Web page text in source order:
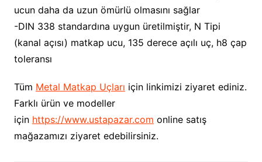
ucun daha da uzun ömürlü olmasını sağlar
-DIN 338 standardına uygun üretilmiştir, N Tipi
(kanal açısı) matkap ucu, 135 derece açılı uç, h8 çap
toleransı
Tüm Metal Matkap Uçları için linkimizi ziyaret ediniz.
Farklı ürün ve modeller
için https://www.ustapazar.com online satış
mağazamızı ziyaret edebilirsiniz.